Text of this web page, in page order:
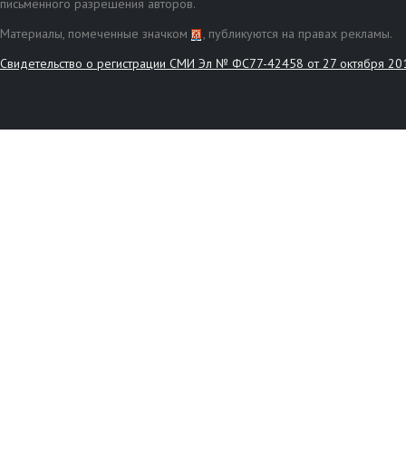
письменного разрешения авторов.
Материалы, помеченные значком
, публикуются на правах рекламы.
Свидетельство о регистрации СМИ Эл № ФС77-42458 от 27 октября